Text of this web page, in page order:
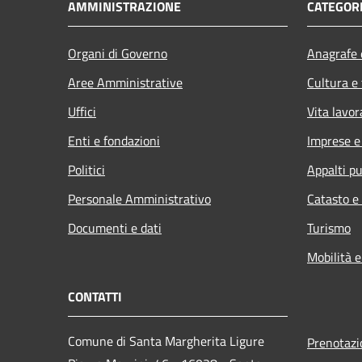
AMMINISTRAZIONE
Organi di Governo
Aree Amministrative
Uffici
Enti e fondazioni
Politici
Personale Amministrativo
Documenti e dati
Cultura
Vita
Imprese
Appalti
Catasto
Turismo
Mobilità
CONTATTI
Comune di Santa Margherita Ligure